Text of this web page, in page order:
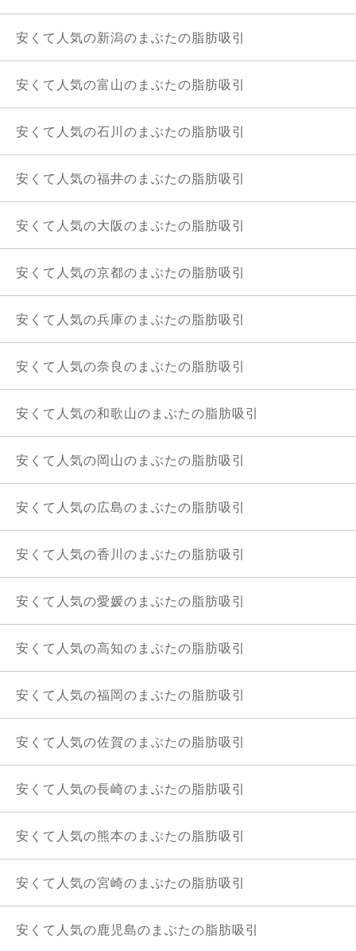
安くて人気の新潟のまぶたの脂肪吸引
安くて人気の富山のまぶたの脂肪吸引
安くて人気の石川のまぶたの脂肪吸引
安くて人気の福井のまぶたの脂肪吸引
安くて人気の大阪のまぶたの脂肪吸引
安くて人気の京都のまぶたの脂肪吸引
安くて人気の兵庫のまぶたの脂肪吸引
安くて人気の奈良のまぶたの脂肪吸引
安くて人気の和歌山のまぶたの脂肪吸引
安くて人気の岡山のまぶたの脂肪吸引
安くて人気の広島のまぶたの脂肪吸引
安くて人気の香川のまぶたの脂肪吸引
安くて人気の愛媛のまぶたの脂肪吸引
安くて人気の高知のまぶたの脂肪吸引
安くて人気の福岡のまぶたの脂肪吸引
安くて人気の佐賀のまぶたの脂肪吸引
安くて人気の長崎のまぶたの脂肪吸引
安くて人気の熊本のまぶたの脂肪吸引
安くて人気の宮崎のまぶたの脂肪吸引
安くて人気の鹿児島のまぶたの脂肪吸引